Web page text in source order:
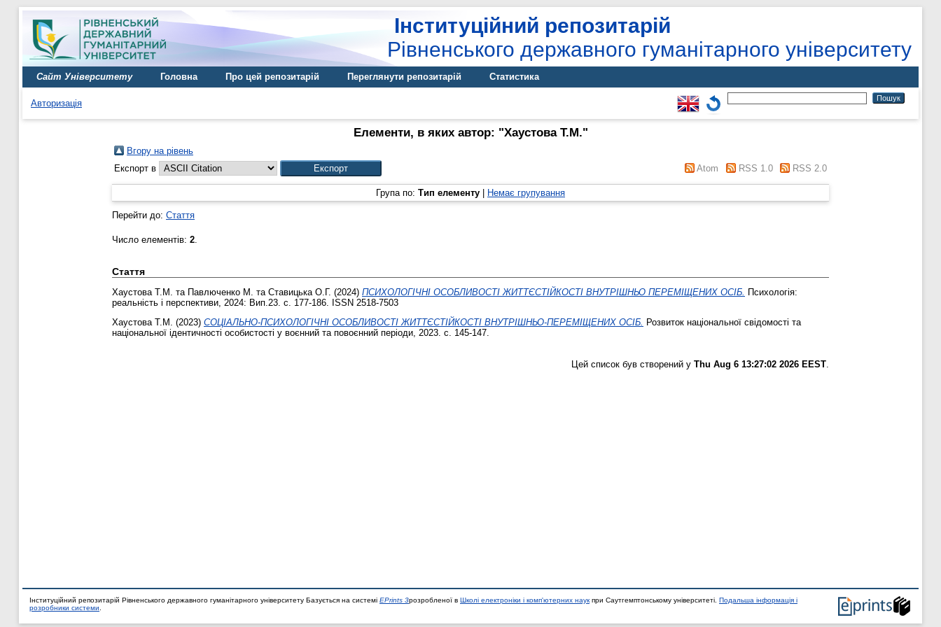
Інституційний репозитарій
Рівненського державного гуманітарного університету
Сайт Університету Головна Про цей репозитарій Переглянути репозитарій Статистика
Авторизація
Елементи, в яких автор: "Хаустова Т.М."
Вгору на рівень
Експорт в
Atom RSS 1.0 RSS 2.0
Група по: Тип елементу Немає групування
Перейти до: Стаття
Число елементів: 2.
Стаття
Хаустова Т.М. та Павлюченко М. та Ставицька О.Г. (2024) ПСИХОЛОГІЧНІ ОСОБЛИВОСТІ ЖИТТЄСТІЙКОСТІ ВНУТРІШНЬО ПЕРЕМІЩЕНИХ ОСІБ.
Психологія:
реальність і перспективи, 2024: Вип.23. с. 177-186. ISSN 2518-7503
Хаустова Т.М. (2023) СОЦІАЛЬНО-ПСИХОЛОГІЧНІ ОСОБЛИВОСТІ ЖИТТЄСТІЙКОСТІ ВНУТРІШНЬО-ПЕРЕМІЩЕНИХ ОСІБ. Розвиток національної свідомості та
національної ідентичності особистості у воєнний та повоєнний періоди, 2023. с. 145-147.
Цей список був створений у Thu Aug 6 13:27:02 2026 EEST
Інституційний репозитарій Рівненського державного гуманітарного університету Базується на системі EPrints 3розробленої в Школі електроніки і комп'ютерних наук при Саутгемптонському університеті. Подальша інформація і
розробники системи